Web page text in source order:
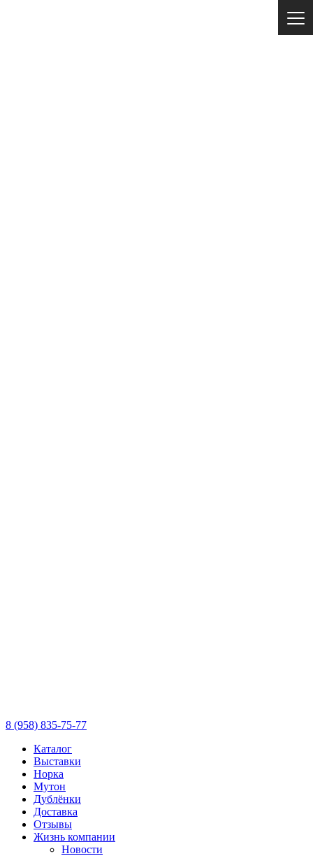
8 (958) 835-75-77
Каталог
Выставки
Норка
Мутон
Дублёнки
Доставка
Отзывы
Жизнь компании
Новости